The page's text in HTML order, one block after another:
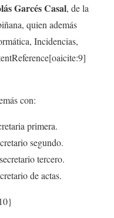
Garcés Casal, de la
quien además
Incidencias,
con:
primera.
segundo.
tercero.
de actas.